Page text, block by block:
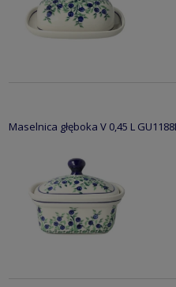
Maselnica głęboka V 0,45 L